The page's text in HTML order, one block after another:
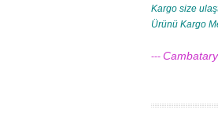
Kargo size
Ürünü Kargo
---